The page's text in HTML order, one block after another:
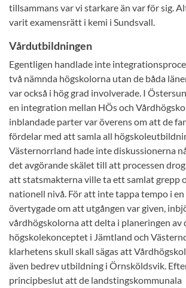
tillsammans var vi starkare än var för sig.
varit examensrätt i kemi i Sundsvall.
Vårdutbildningen
Egentligen handlade inte
två nämnda högskolorna utan de båda
var också i hög grad involverade. I
en integration mellan HÖs och
inblandade parter var överens om att de
fördelar med att samla all
Västernorrland hade inte diskussionerna
det avgörande skälet till att processen
att statsmakterna ville ta ett samlat grepp
nationell nivå. För att inte tappa tempo i en
övertygade om att utgången var given,
vårdhögskolorna att delta i planeringen av
högskolekonceptet i Jämtland och
klarhetens skull skall sägas att
även bedrev utbildning i Örnsköldsvik.
principbeslut att de landstingskommunala